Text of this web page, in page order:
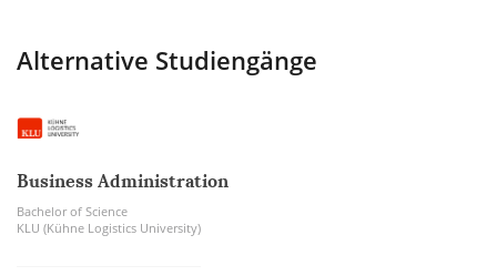
Alternative Studiengänge
Business Administration
Bachelor of Science
KLU (Kühne Logistics University)